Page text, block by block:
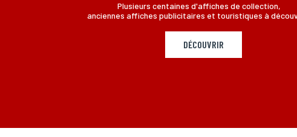
Plusieurs centaines d'affiches de collection,
anciennes affiches publicitaires et touristiques à
DÉCOUVRIR